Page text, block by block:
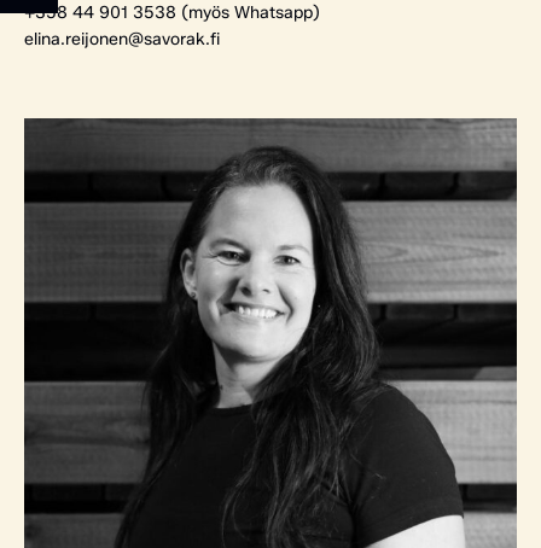
+358 44 901 3538 (myös Whatsapp)
elina.reijonen@savorak.fi